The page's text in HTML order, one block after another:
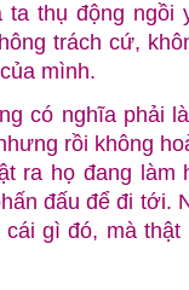
ta thụ động
trách cứ,
mình.
có nghĩa phải
rồi không
ra họ đang
đấu để đi tới.
gì đó, mà